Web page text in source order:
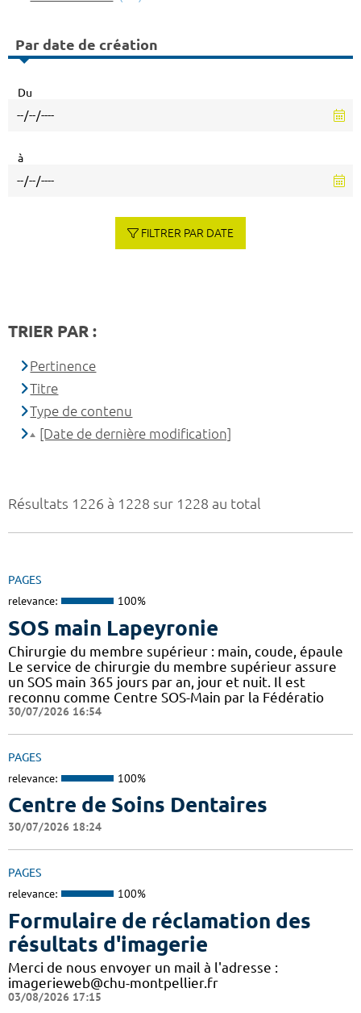
Résultats 1226 à 1228 sur 1228 au total
PAGES
relevance: 100%
SOS main Lapeyronie
Chirurgie du membre supérieur : main, coude, épaule
Le service de chirurgie du membre supérieur assure
un SOS main 365 jours par an, jour et nuit. Il est
reconnu comme Centre SOS-Main par la Fédératio
30/07/2026 16:54
PAGES
relevance: 100%
Centre de Soins Dentaires
30/07/2026 18:24
PAGES
relevance: 100%
Formulaire de réclamation des
résultats d'imagerie
Merci de nous envoyer un mail à l'adresse :
imagerieweb@chu-montpellier.fr
03/08/2026 17:15
Par date de création
Du
à
FILTRER PAR DATE
TRIER PAR :
Pertinence
Titre
Type de contenu
[Date de dernière modification]